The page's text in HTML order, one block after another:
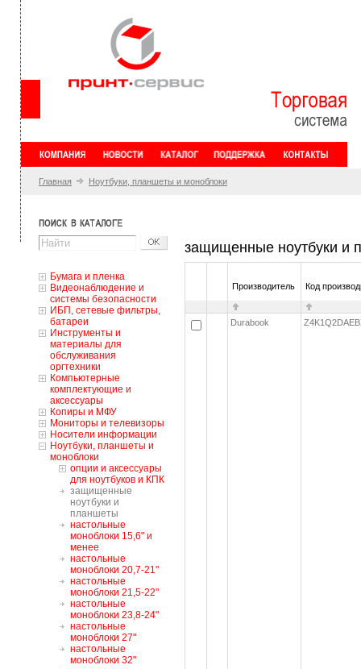
Главная Ноутбуки, планшеты и моноблоки
Бумага и пленка
Видеонаблюдение и
системы безопасности
ИБП, сетевые фильтры,
батареи
Инструменты и
материалы для
обслуживания
оргтехники
Компьютерные
комплектующие и
аксессуары
Копиры и МФУ
Мониторы и телевизоры
Носители информации
Ноутбуки, планшеты и
моноблоки
oпции и аксессуары
для ноутбуков и КПК
защищенные
ноутбуки и
планшеты
настольные
моноблоки 15,6" и
менее
настольные
моноблоки 20,7-21"
настольные
моноблоки 21,5-22"
настольные
моноблоки 23,8-24"
настольные
моноблоки 27"
настольные
моноблоки 32"
защищенные ноутбуки и
Производитель Код
Durabook